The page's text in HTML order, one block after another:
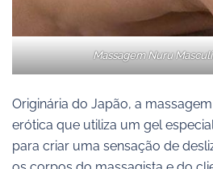
Massagem Nuru
Originária do Japão, a
erótica que utiliza um gel
para criar uma sensação de